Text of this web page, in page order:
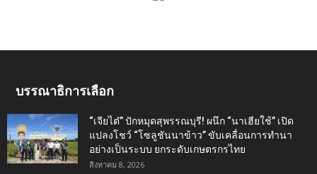
บรรณาธิการเลือก
“เจียไต๋” ปักหมุดสุพรรณบุรี! ผนึก “นาเฮียใช้” เปิด
แปลงโชว์ “โซลูชันนาข้าว” ขับเคลื่อนการทำนา
อย่างเป็นระบบ ยกระดับเกษตรกรไทย
สิงหาคม 8, 2026